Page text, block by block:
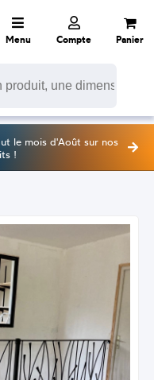
Menu Compte Panier
le mois d'Août sur nos
!